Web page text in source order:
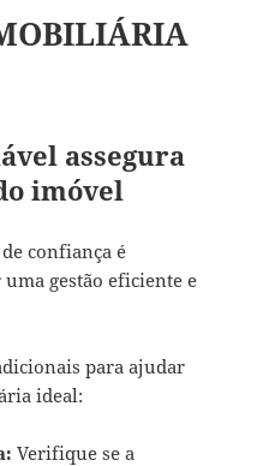
assegura
imóvel
confiança é
gestão eficiente e
para ajudar
ideal:
Verifique se a